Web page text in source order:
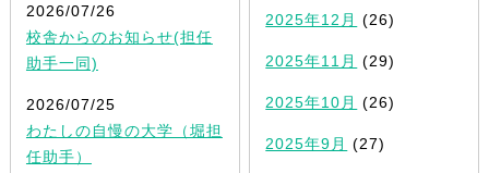
2026/07/26
校舎からのお知らせ(担任
助手一同)
2026/07/25
わたしの自慢の大学（堀担
任助手）
2025年12月 (26)
2025年11月 (29)
2025年10月 (26)
2025年9月 (27)